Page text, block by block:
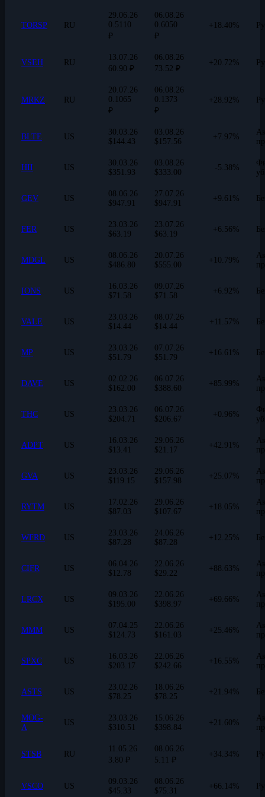
TORSP RU
29.06.26
0.5110
₽
06.08.26
0.6050
₽
+18.40%
VSEH RU
13.07.26
60.90 ₽
06.08.26
73.52 ₽
+20.72%
MRKZ RU
20.07.26
0.1065
₽
06.08.26
0.1373
₽
+28.92%
BLTE US
30.03.26
$144.43
03.08.26
$157.56
+7.97%
HII US
30.03.26
$351.93
03.08.26
$333.00
-5.38%
GEV US
08.06.26
$947.91
27.07.26
$947.91
+9.61%
FER US
23.03.26
$63.19
23.07.26
$63.19
+6.56%
MDGL US
08.06.26
$486.80
20.07.26
$555.00
+10.79%
IONS US
16.03.26
$71.58
09.07.26
$71.58
+6.92%
VALE US
23.03.26
$14.44
08.07.26
$14.44
+11.57%
MP US
23.03.26
$51.79
07.07.26
$51.79
+16.61%
DAVE US
02.02.26
$162.00
06.07.26
$388.60
+85.99%
THC US
23.03.26
$204.71
06.07.26
$206.67
+0.96%
ADPT US
16.03.26
$13.41
29.06.26
$21.17
+42.91%
GVA US
23.03.26
$119.15
29.06.26
$157.98
+25.07%
RYTM US
17.02.26
$87.03
29.06.26
$107.67
+18.05%
WFRD US
23.03.26
$87.28
24.06.26
$87.28
+12.25%
CIFR US
06.04.26
$12.78
22.06.26
$29.22
+88.63%
LRCX US
09.03.26
$195.00
22.06.26
$398.97
+69.66%
MMM US
07.04.25
$124.73
22.06.26
$161.03
+25.46%
SPXC US
16.03.26
$203.17
22.06.26
$242.66
+16.55%
ASTS US
23.02.26
$78.25
18.06.26
$78.25
+21.94%
MOG-
A
US
23.03.26
$310.51
15.06.26
$398.84
+21.60%
STSB RU
11.05.26
3.80 ₽
08.06.26
5.11 ₽
+34.34%
VSCO US
09.03.26
$45.33
08.06.26
$75.31
+66.14%